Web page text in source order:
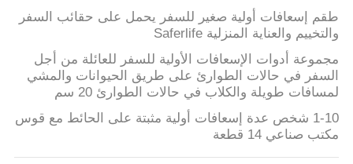
جولة
في
المصنع
مراقبة
الجودة
طقم إسعافات أولية صغير للسفر يحمل على حقائب السفر
والتخييم والعناية المنزلية Saferlife
مجموعة أدوات الإسعافات الأولية للسفر للعائلة من أجل
السفر في حالات الطوارئ على طريق الحيوانات والمشي
لمسافات طويلة والكلاب في حالات الطوارئ 20 سم
1-10 شخص عدة إسعافات أولية مثبتة على الحائط مع قوس
مكتب صناعي 14 قطعة